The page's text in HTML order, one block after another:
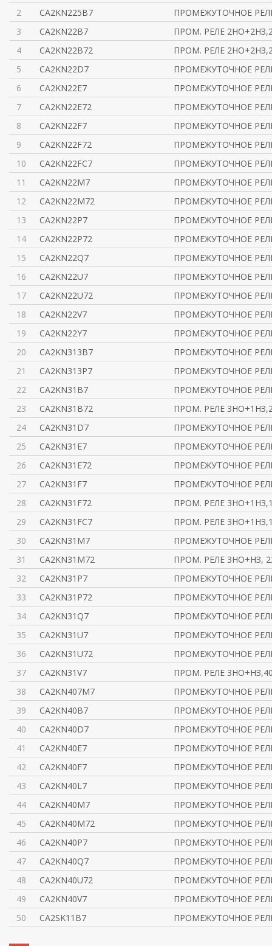
2
CA2KN225B7
ПРОМЕЖУТОЧНОЕ
3
CA2KN22B7
ПРОМ. РЕЛЕ
4
CA2KN22B72
ПРОМ. РЕЛЕ
5
CA2KN22D7
ПРОМЕЖУТОЧНОЕ
6
CA2KN22E7
ПРОМЕЖУТОЧНОЕ
7
CA2KN22E72
ПРОМЕЖУТОЧНОЕ
8
CA2KN22F7
ПРОМЕЖУТОЧНОЕ
9
CA2KN22F72
ПРОМЕЖУТОЧНОЕ
10
CA2KN22FC7
ПРОМЕЖУТОЧНОЕ
11
CA2KN22M7
ПРОМЕЖУТОЧНОЕ
12
CA2KN22M72
ПРОМЕЖУТОЧНОЕ
13
CA2KN22P7
ПРОМЕЖУТОЧНОЕ
14
CA2KN22P72
ПРОМЕЖУТОЧНОЕ
15
CA2KN22Q7
ПРОМЕЖУТОЧНОЕ
16
CA2KN22U7
ПРОМЕЖУТОЧНОЕ
17
CA2KN22U72
ПРОМЕЖУТОЧНОЕ
18
CA2KN22V7
ПРОМЕЖУТОЧНОЕ
19
CA2KN22Y7
ПРОМЕЖУТОЧНОЕ
20
CA2KN313B7
ПРОМЕЖУТОЧНОЕ
21
CA2KN313P7
ПРОМЕЖУТОЧНОЕ
22
CA2KN31B7
ПРОМЕЖУТОЧНОЕ
23
CA2KN31B72
ПРОМ. РЕЛЕ
24
CA2KN31D7
ПРОМЕЖУТОЧНОЕ
25
CA2KN31E7
ПРОМЕЖУТОЧНОЕ
26
CA2KN31E72
ПРОМЕЖУТОЧНОЕ
27
CA2KN31F7
ПРОМЕЖУТОЧНОЕ
28
CA2KN31F72
ПРОМ. РЕЛЕ
29
CA2KN31FC7
ПРОМ. РЕЛЕ
30
CA2KN31M7
ПРОМЕЖУТОЧНОЕ
31
CA2KN31M72
ПРОМ. РЕЛЕ 3НО+НЗ,
32
CA2KN31P7
ПРОМЕЖУТОЧНОЕ
33
CA2KN31P72
ПРОМЕЖУТОЧНОЕ
34
CA2KN31Q7
ПРОМЕЖУТОЧНОЕ
35
CA2KN31U7
ПРОМЕЖУТОЧНОЕ
36
CA2KN31U72
ПРОМЕЖУТОЧНОЕ
37
CA2KN31V7
ПРОМ. РЕЛЕ
38
CA2KN407M7
ПРОМЕЖУТОЧНОЕ
39
CA2KN40B7
ПРОМЕЖУТОЧНОЕ
40
CA2KN40D7
ПРОМЕЖУТОЧНОЕ
41
CA2KN40E7
ПРОМЕЖУТОЧНОЕ
42
CA2KN40F7
ПРОМЕЖУТОЧНОЕ
43
CA2KN40L7
ПРОМЕЖУТОЧНОЕ
44
CA2KN40M7
ПРОМЕЖУТОЧНОЕ
45
CA2KN40M72
ПРОМЕЖУТОЧНОЕ
46
CA2KN40P7
ПРОМЕЖУТОЧНОЕ
47
CA2KN40Q7
ПРОМЕЖУТОЧНОЕ
48
CA2KN40U72
ПРОМЕЖУТОЧНОЕ
49
CA2KN40V7
ПРОМЕЖУТОЧНОЕ
50
CA2SK11B7 ПРОМЕЖУТОЧНОЕ